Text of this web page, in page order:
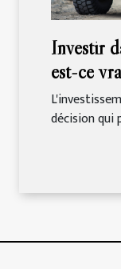
Investir
est-ce
décision qui